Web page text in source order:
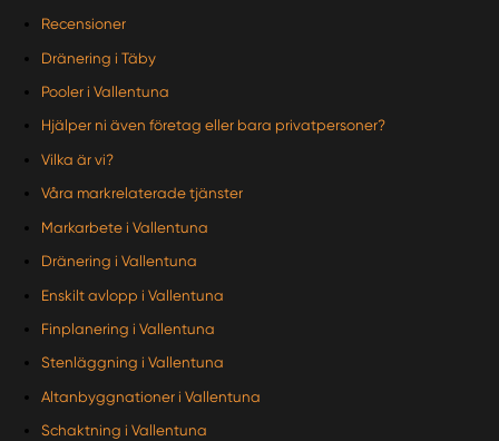
Recensioner
Dränering i Täby
Pooler i Vallentuna
Hjälper ni även företag eller bara privatpersoner?
Vilka är vi?
Våra markrelaterade tjänster
Markarbete i Vallentuna
Dränering i Vallentuna
Enskilt avlopp i Vallentuna
Finplanering i Vallentuna
Stenläggning i Vallentuna
Altanbyggnationer i Vallentuna
Schaktning i Vallentuna